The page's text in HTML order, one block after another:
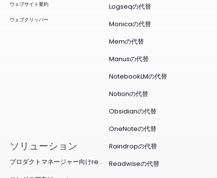
ウェブサイト要約
ウェブクリッパー
Logseqの代替
Monicaの代替
Memの代替
Manusの代替
NotebookLMの代替
Notionの代替
Obsidianの代替
OneNoteの代替
Raindropの代替
Readwiseの代替
ソリューション
プロダクトマネージャー向けremio